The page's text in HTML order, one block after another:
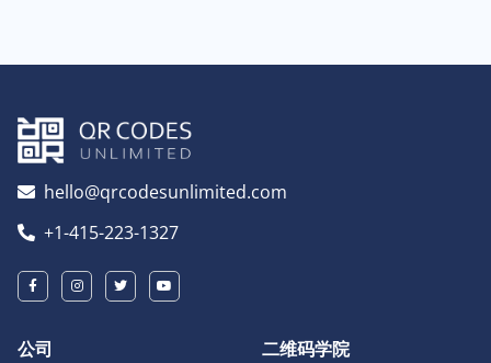
hello@qrcodesunlimited.com
+1-415-223-1327
公司 二维码学院